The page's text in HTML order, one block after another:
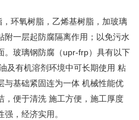
环氧树脂，乙烯基树脂，加玻璃
附一层起防腐隔离作用；以免污水
。玻璃钢防腐（upr-frp）具有以下
及有机溶剂环境中可长期使用 粘
与基础紧固连为一体 机械性能优
，便于清洗 施工方便，施工厚度
强，经济实用。